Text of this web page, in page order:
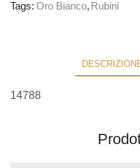
Tags: Oro Bianco, Rubini
14788